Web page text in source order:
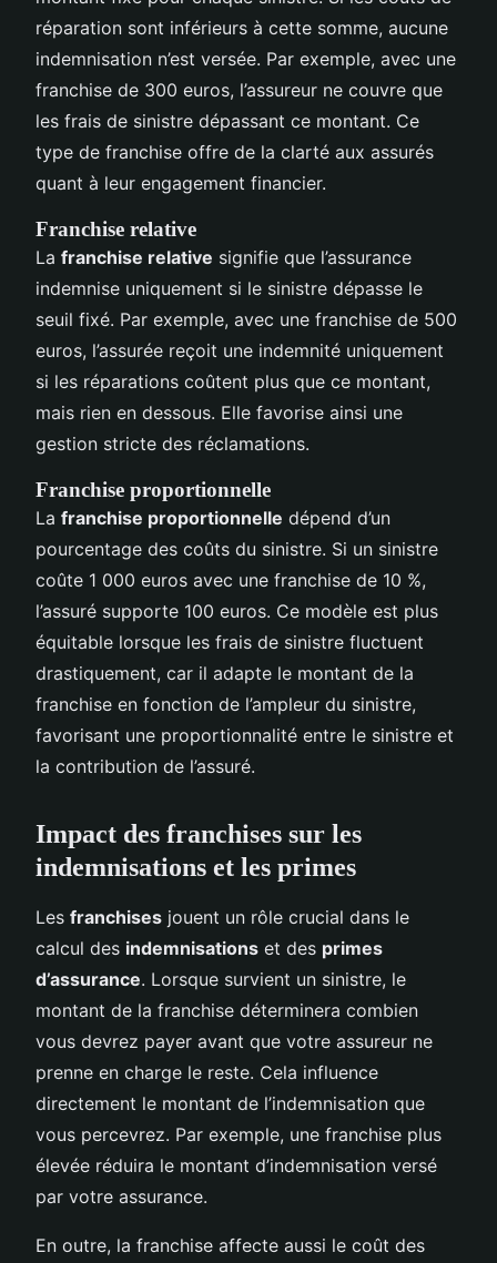
réparation sont inférieurs à cette somme, aucune
indemnisation n’est versée. Par exemple, avec une
franchise de 300 euros, l’assureur ne couvre que
les frais de sinistre dépassant ce montant. Ce
type de franchise offre de la clarté aux assurés
quant à leur engagement financier.
Franchise relative
La franchise relative signifie que l’assurance
indemnise uniquement si le sinistre dépasse le
seuil fixé. Par exemple, avec une franchise de 500
euros, l’assurée reçoit une indemnité uniquement
si les réparations coûtent plus que ce montant,
mais rien en dessous. Elle favorise ainsi une
gestion stricte des réclamations.
Franchise proportionnelle
La franchise proportionnelle dépend d’un
pourcentage des coûts du sinistre. Si un sinistre
coûte 1 000 euros avec une franchise de 10 %,
l’assuré supporte 100 euros. Ce modèle est plus
équitable lorsque les frais de sinistre fluctuent
drastiquement, car il adapte le montant de la
franchise en fonction de l’ampleur du sinistre,
favorisant une proportionnalité entre le sinistre et
la contribution de l’assuré.
Impact des franchises sur les
indemnisations et les primes
Les franchises jouent un rôle crucial dans le
calcul des indemnisations et des primes
d’assurance. Lorsque survient un sinistre, le
montant de la franchise déterminera combien
vous devrez payer avant que votre assureur ne
prenne en charge le reste. Cela influence
directement le montant de l’indemnisation que
vous percevrez. Par exemple, une franchise plus
élevée réduira le montant d’indemnisation versé
par votre assurance.
En outre, la franchise affecte aussi le coût des